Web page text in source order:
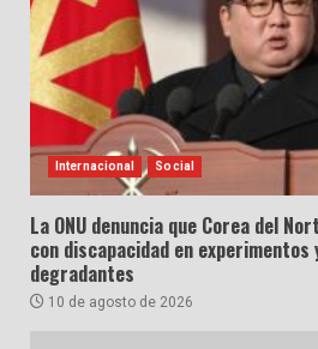
Internacional Social
La ONU denuncia que Corea del
con discapacidad en
degradantes
10 de agosto de 2026